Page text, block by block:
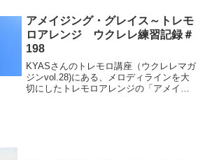
た。私もミス・サンタになりきって、曲
をお届けします。
アメイジング・グレイス～トレモ
ロアレンジ ウクレレ練習記録＃
198
KYASさんのトレモロ講座（ウクレレマガ
ジンvol.28)にある、メロディラインを大
切にしたトレモロアレンジの「アメイジ